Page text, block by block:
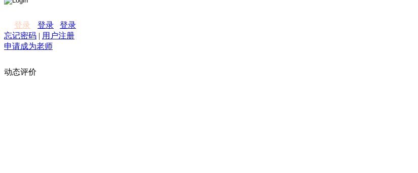
登录 登录
登录
忘记密码 | 用户注册
申请成为老师
动态评价